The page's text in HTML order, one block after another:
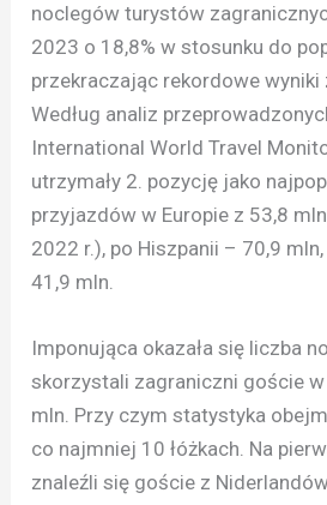
noclegów turystów
2023 o 18,8% w stosunku do
przekraczając rekordowe wyniki
Według analiz
International World Travel
utrzymały 2. pozycję jako
przyjazdów w Europie z 53,8
2022 r.), po Hiszpanii – 70,9
41,9 mln.
Imponująca okazała się liczba
skorzystali zagraniczni goście
mln. Przy czym statystyka
co najmniej 10 łóżkach. Na
znaleźli się goście z